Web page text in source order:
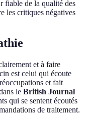
fiable de la qualité des
les critiques négatives
et à faire
est celui qui écoute
et fait
le British Journal
qui se sentent écoutés
de traitement.